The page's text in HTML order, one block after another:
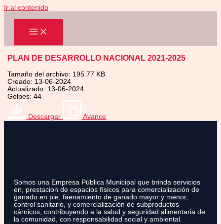
Ir al contenido
PLAN DE DESARROLLO NACIONAL 2021-2025
Tamaño del archivo: 195.77 KB
Creado: 13-06-2024
Actualizado: 13-06-2024
Golpes: 44
Descargar Avance
Somos una Empresa Pública Municipal que brinda servicios
en, prestacion de espacios físicos para comercialización de
ganado en pie, faenamiento de ganado mayor y menor,
control sanitario, y comercialización de subproductos
cárnicos, contribuyendo a la salud y seguridad alimentaria de
la comunidad, con responsabilidad social y ambiental.